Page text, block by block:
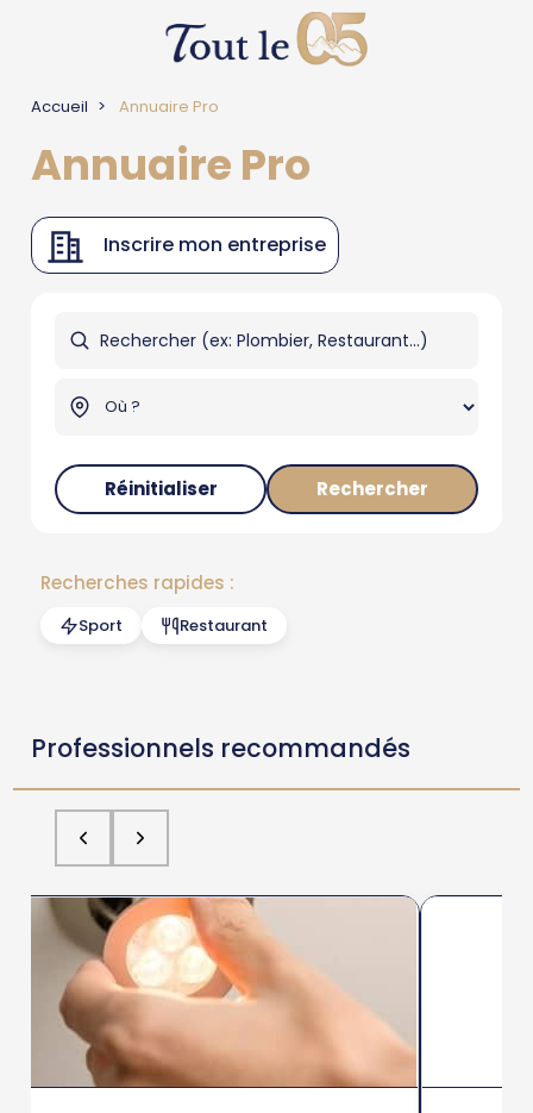
Accueil Annuaire Pro
Annuaire Pro
Inscrire mon entreprise
Recherches rapides :
Sport Restaurant
Réinitialiser Rechercher
Professionnels recommandés